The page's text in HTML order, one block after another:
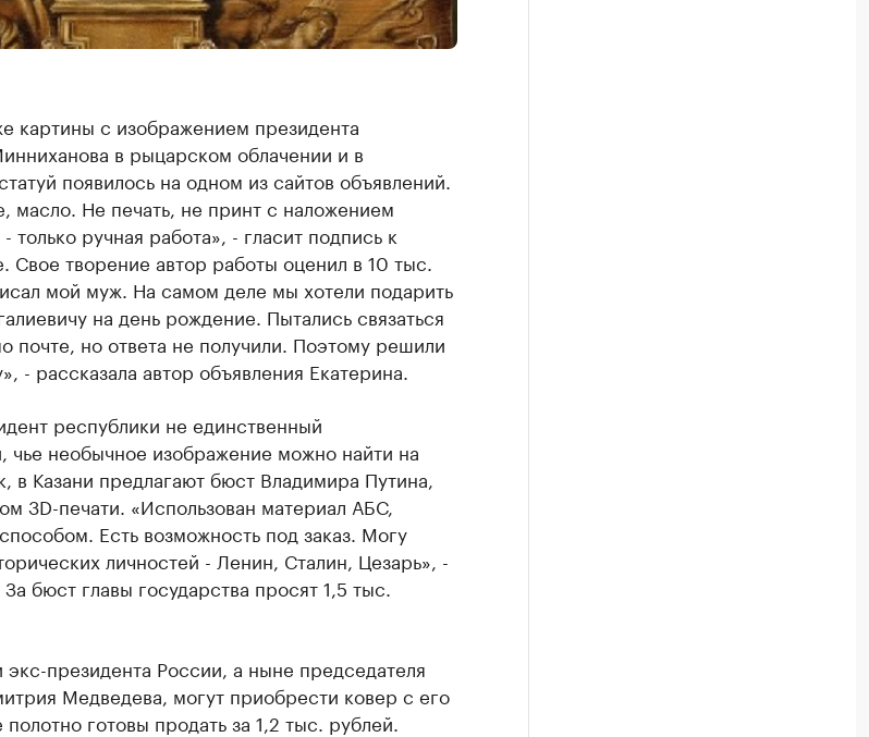
картины с изображением президента
в рыцарском облачении и в
появилось на одном из сайтов объявлений.
масло. Не печать, не принт с наложением
только ручная работа», - гласит подпись к
Свое творение автор работы оценил в 10 тыс.
мой муж. На самом деле мы хотели подарить
на день рождение. Пытались связаться
почте, но ответа не получили. Поэтому решили
- рассказала автор объявления Екатерина.
республики не единственный
чье необычное изображение можно найти на
в Казани предлагают бюст Владимира Путина,
3D-печати. «Использован материал АБС,
Есть возможность под заказ. Могу
личностей - Ленин, Сталин, Цезарь», -
бюст главы государства просят 1,5 тыс.
экс-президента России, а ныне председателя
Медведева, могут приобрести ковер с его
готовы продать за 1,2 тыс. рублей.